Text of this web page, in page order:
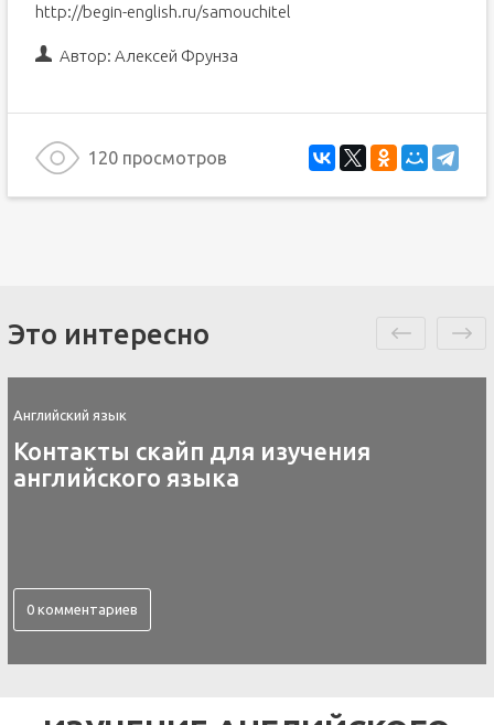
http://begin-english.ru/samouchitel
Автор: Алексей Фрунза
120 просмотров
Это интересно
Английский язык
Контакты скайп для изучения
английского языка
0 комментариев